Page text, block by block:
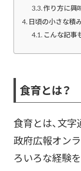
作り方に興
日頃の小さな積
こんな記事
食育とは？
食育とは、文字
政府広報オン
ろいろな経験を